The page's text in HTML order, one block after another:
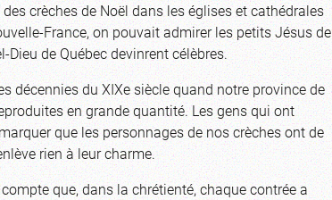
crèches de Noël dans les églises et cathédrales
France, on pouvait admirer les petits Jésus de
Dieu de Québec devinrent célèbres.
décennies du XIXe siècle quand notre province de
en grande quantité. Les gens qui ont
que les personnages de nos crèches ont de
rien à leur charme.
que, dans la chrétienté, chaque contrée a